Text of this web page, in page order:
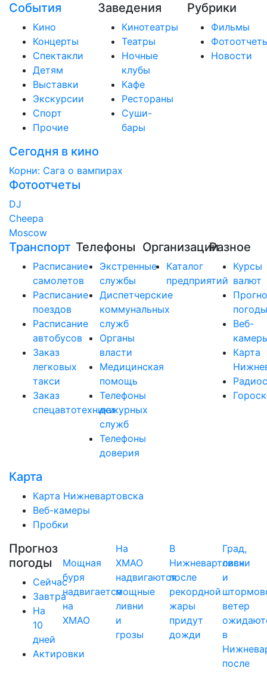
События
Кино
Концерты
Спектакли
Детям
Выставки
Экскурсии
Спорт
Прочие
Заведения
Кинотеатры
Театры
Ночные
клубы
Кафе
Рестораны
Суши-
бары
Рубрики
Фильмы
Новости
Сегодня в кино
Корни: Сага о вампирах
Фотоотчеты
DJ
Cheepa
Moscow
Транспорт
Расписание
самолетов
Расписание
поездов
Расписание
автобусов
Заказ
легковых
такси
Заказ
спецавтотехники
Телефоны
Экстренные
службы
Диспетчерские
коммунальных
служб
Органы
власти
Медицинская
помощь
Телефоны
дежурных
служб
Телефоны
доверия
Организации
Каталог
предприятий
Разное
Курсы
валют
погоды
Веб-
Карта
Карта
Карта Нижневартовска
Веб-камеры
Пробки
Прогноз
погоды
Сейчас
Завтра
На
10
дней
Актировки
Мощная
буря
надвигается
на
ХМАО
На
ХМАО
надвигаются
мощные
ливни
и
грозы
В
Нижневартовск
после
рекордной
жары
придут
дожди
Град,
ливни
и
ветер
в
после